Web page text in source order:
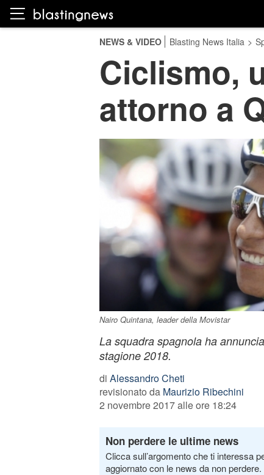
NEWS & VIDEO Blasting News Italia >
Ciclismo,
attorno a
Nairo Quintana, leader della Movistar
La squadra spagnola ha
stagione 2018.
di Alessandro Cheti
revisionato da Maurizio Ribechini
2 novembre 2017 alle ore 18:24
Non perdere le ultime news
Clicca sull’argomento che ti interessa
aggiornato con le news da non perdere.